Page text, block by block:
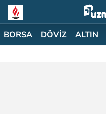
BORSA DÖVİZ ALTIN